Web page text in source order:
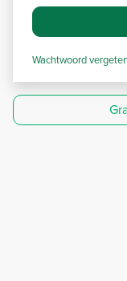
Wachtwoord